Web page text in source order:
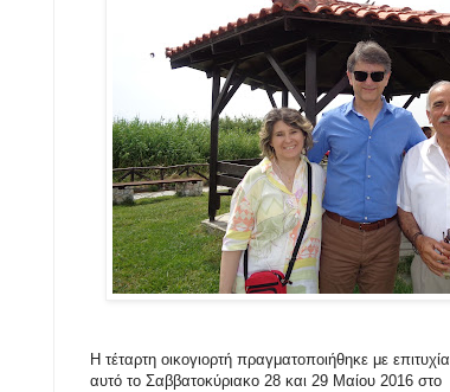
Η τέταρτη οικογιορτή πραγματοποιήθηκε με επιτυχία
αυτό το Σαββατοκύριακο 28 και 29 Μαίου 2016 στο